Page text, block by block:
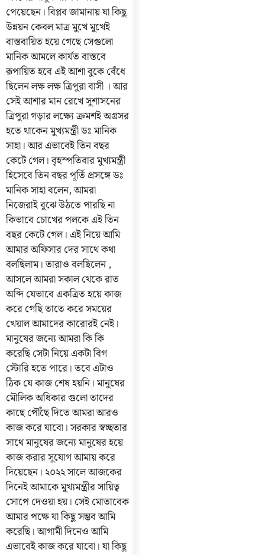
পেয়েছেন। বিপ্লব জামানায় যা কিছু
উন্নয়ন কেবল মাত্র মুখে মুখেই
বাস্তবায়িত হয়ে গেছে সেগুলো
মানিক আমলে কার্যত বাস্তবে
রূপায়িত হবে এই আশা বুকে বেঁধে
ছিলেন লক্ষ লক্ষ ত্রিপুরা বাসী । আর
সেই আশার মান রেখে সুশাসনের
ত্রিপুরা গড়ার লক্ষ্যে ক্রমশই অগ্রসর
হতে থাকেন মুখ্যমন্ত্রী ডঃ মানিক
সাহা। আর এভাবেই তিন বছর
কেটে গেল। বৃহস্পতিবার মুখ্যমন্ত্রী
হিসেবে তিন বছর পূর্তি প্রসঙ্গে ডঃ
মানিক সাহা বলেন, আমরা
নিজেরাই বুঝে উঠতে পারছি না
কিভাবে চোখের পলকে এই তিন
বছর কেটে গেল। এই নিয়ে আমি
আমার অফিসার দের সাথে কথা
বলছিলাম। তারাও বলছিলেন ,
আসলে আমরা সকাল থেকে রাত
অব্দি যেভাবে একত্রিত হয়ে কাজ
করে গেছি তাতে করে সময়ের
খেয়াল আমাদের কারোরই নেই।
মানুষের জন্যে আমরা কি কি
করেছি সেটা নিয়ে একটা বিগ
স্টোরি হতে পারে। তবে এটাও
ঠিক যে কাজ শেষ হয়নি। মানুষের
মৌলিক অধিকার গুলো তাদের
কাছে পৌঁছে দিতে আমরা আরও
কাজ করে যাবো। সরকার স্বচ্ছতার
সাথে মানুষের জন্যে মানুষের হয়ে
কাজ করার সুযোগ আমায় করে
দিয়েছেন। ২০২২ সালে আজকের
দিনেই আমাকে মুখ্যমন্ত্রীর সায়িত্ব
সোপে দেওয়া হয়। সেই মোতাবেক
আমার পক্ষে যা কিছু সম্ভব আমি
করেছি। আগামী দিনেও আমি
এভাবেই কাজ করে যাবো। যা কিছু